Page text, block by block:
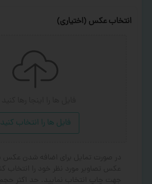
انتخاب عکس (اختیاری)
فایل ها را انتخاب کنید